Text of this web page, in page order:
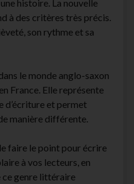
histoire. La nouvelle
à des critères très précis.
son rythme et sa
le monde anglo-saxon
France. Elle représente
d’écriture et permet
manière différente.
faire le point pour écrire
à vos lecteurs, en
genre littéraire